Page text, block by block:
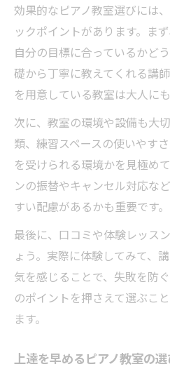
効果的なピアノ教室選びには
ックポイントがあります。ま
自分の目標に合っているかど
礎から丁寧に教えてくれる講
を用意している教室は大人にも
次に、教室の環境や設備も大
類、練習スペースの使いやす
を受けられる環境かを見極め
ンの振替やキャンセル対応な
すい配慮があるかも重要です。
最後に、口コミや体験レッス
ょう。実際に体験してみて、
気を感じることで、失敗を防
のポイントを押さえて選ぶこ
ます。
上達を早めるピアノ教室の